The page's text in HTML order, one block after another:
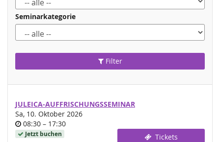
Seminarkategorie
Filter
JULEICA-AUFFRISCHUNGSSEMINAR
Sa, 10. Oktober 2026
Uhrzeit
08:30 –bis
17:30
Jetzt buchen Tickets